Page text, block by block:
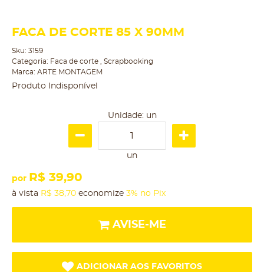
FACA DE CORTE 85 X 90MM
Sku: 3159
Categoria: Faca de corte
Scrapbooking
Marca: ARTE MONTAGEM
Produto Indisponível
Unidade: un
un
por R$ 39,90
à vista R$ 38,70 economize 3% no Pix
AVISE-ME
ADICIONAR AOS FAVORITOS